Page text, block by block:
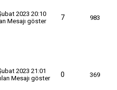
2023 20:10
7 983
2023 21:01
0 369